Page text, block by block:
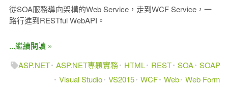
從SOA服務導向架構的Web Service，走到WCF Service，一
路行進到RESTful WebAPI。
...繼續閱讀 »
ASP.NET ASP.NET專題實務 HTML REST SOA SOAP
Visual Studio VS2015 WCF Web Web Form